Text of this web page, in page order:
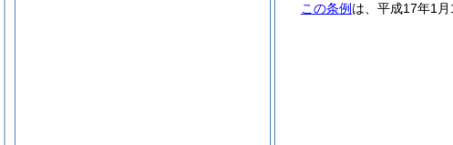
この条例 は、平成17年1月